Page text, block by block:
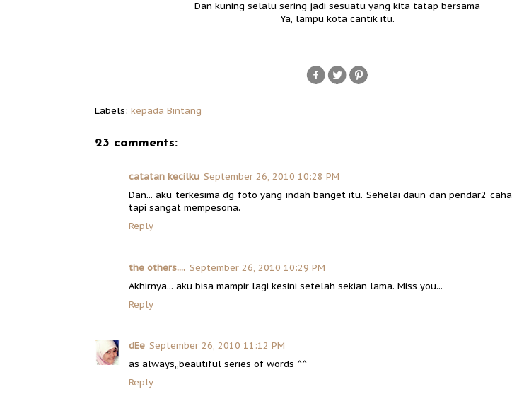
Dan kuning selalu sering jadi sesuatu yang kita tatap bersama
Ya, lampu kota cantik itu.
Labels: kepada Bintang
23 comments:
catatan kecilku September 26, 2010 10:28 PM
Dan... aku terkesima dg foto yang indah banget itu. Sehelai daun dan pendar2
tapi sangat mempesona.
Reply
the others.... September 26, 2010 10:29 PM
Akhirnya... aku bisa mampir lagi kesini setelah sekian lama. Miss you...
Reply
dEe September 26, 2010 11:12 PM
as always,,beautiful series of words ^^
Reply